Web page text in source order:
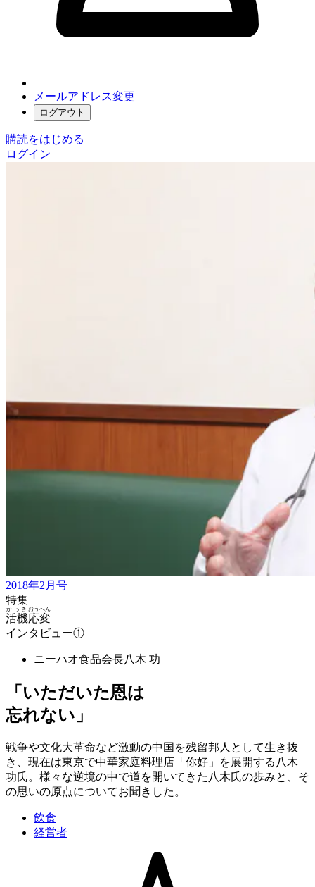
メールアドレス変更
ログアウト
購読をはじめる
ログイン
2018年2月号
特集
活機
かっき
応変
おうへん
インタビュー①
ニーハオ食品会長八木 功
「いただいた恩は
忘れない」
戦争や文化大革命など激動の中国を残留邦人として生き抜
き、現在は東京で中華家庭料理店「你好」を展開する八木
功氏。様々な逆境の中で道を開いてきた八木氏の歩みと、そ
の思いの原点についてお聞きした。
飲食
経営者